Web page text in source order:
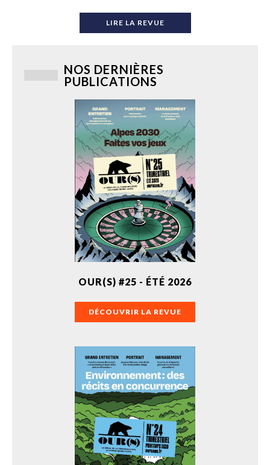
LIRE LA REVUE
NOS DERNIÈRES
PUBLICATIONS
OUR(S) #25 - ÉTÉ 2026
DÉCOUVRIR LA REVUE